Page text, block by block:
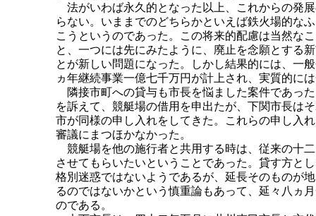
法がいわば永久的となった以上、これからの発
らない。いままでのどちらかといえば鉄火場的な
こうというのであった。この将来的配慮は当然な
と、一つには先にみたように、廃止を念願とする
とが新しい問題になった。しかし結果的には、一
ヵ年継続事業一億七千万円が計上され、実質的に
隣接市町への貸与も市長を悩ました案件であっ
を訴えて、競艇場の借用を申出たが、下関市長は
市が同様の申し入れをしてきた。これらの申し入
審議にまつほかなかった。
競艇場を他の施行者と共用する時は、従来の十
させてもらいたいということであった。貸す方と
格別迷惑ではないようであるが、延長そのものが
るのではないかという慎重論もあって、延々八ヵ
のである。